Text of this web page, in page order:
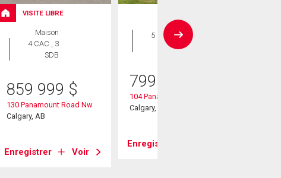
VISITE LIBRE
Maison
4 CAC , 3
SDB
859 999 $
130 Panamount Road Nw
Calgary, AB
Enregistrer Voir
Maison
5 CAC , 4
SDB
799 900
104 Panamount Terrace Nw
Calgary, AB
Enregistrer